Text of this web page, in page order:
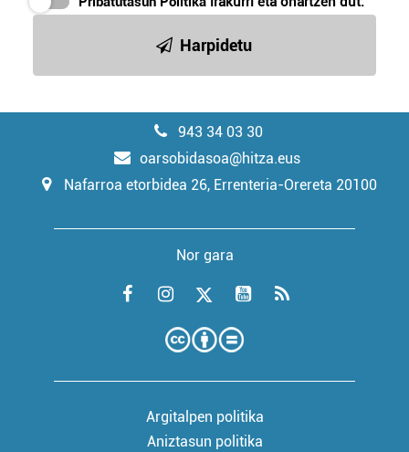
Harpidetu
943 34 03 30
oarsobidasoa@hitza.eus
Nafarroa etorbidea 26, Errenteria-Orereta 20100
Nor gara
Argitalpen politika
Aniztasun politika